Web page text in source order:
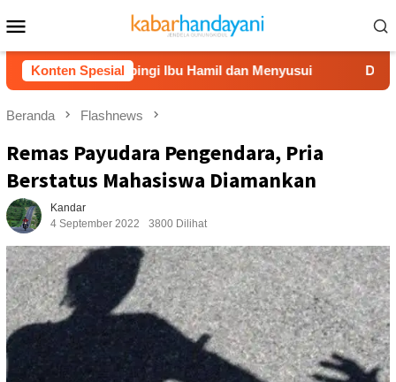
ke
kontenMobile
Konten Spesial
Dampingi Ibu Hamil dan Menyusui Dompet Dhuafa
Beranda Flashnews
Remas Payudara Pengendara, Pria
Berstatus Mahasiswa Diamankan
Kandar
4 September 2022
3800 Dilihat